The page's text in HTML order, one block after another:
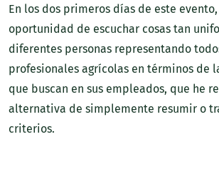
En los dos primeros días de este
oportunidad de escuchar cosas tan
diferentes personas representando
profesionales agrícolas en términos de
que buscan en sus empleados, que he
alternativa de simplemente resumir o
criterios.